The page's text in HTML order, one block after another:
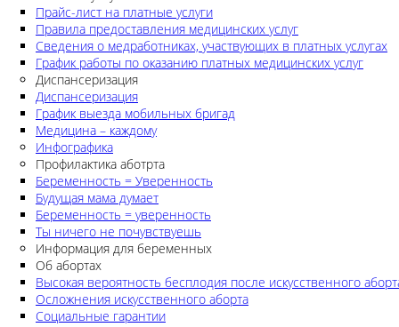
Прайс-лист на платные услуги
Правила предоставления медицинских услуг
Сведения о медработниках, участвующих в платных услугах
График работы по оказанию платных медицинских услуг
Диспансеризация
Диспансеризация
График выезда мобильных бригад
Медицина – каждому
Инфографика
Профилактика аботрта
Беременность = Уверенность
Будущая мама думает
Беременность = уверенность
Ты ничего не почувствуешь
Информация для беременных
Об абортах
Высокая вероятность бесплодия после искусственного
Осложнения искусственного аборта
Социальные гарантии